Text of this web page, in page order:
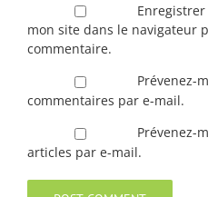
mon site dans le navigateur
commentaire.
Prévenez-
commentaires par e-mail.
Prévenez-
articles par e-mail.